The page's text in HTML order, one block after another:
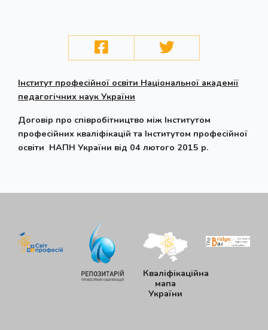
Інститут професійної освіти Національної академії
педагогічних наук України
Договір про співробітництво між Інститутом
професійних кваліфікацій та Інститутом професійної
освіти НАПН України від 04 лютого 2015 р.
Кваліфікаційна
мапа
України